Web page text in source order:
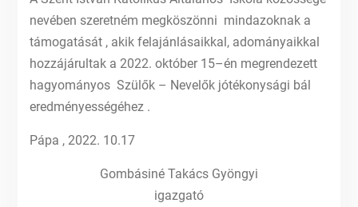
nevében szeretném megköszönni mindazoknak a
támogatását , akik felajánlásaikkal, adományaikkal
hozzájárultak a 2022. október 15–én megrendezett
hagyományos Szülők – Nevelők jótékonysági bál
eredményességéhez .
Pápa , 2022. 10.17
Gombásiné Takács Gyöngyi
igazgató